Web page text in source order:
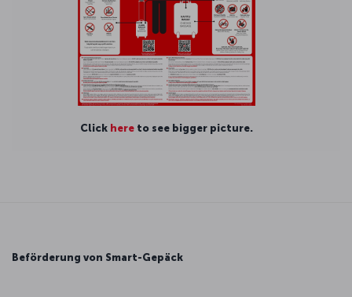
Click here to see bigger picture.
Beförderung von Smart-Gepäck